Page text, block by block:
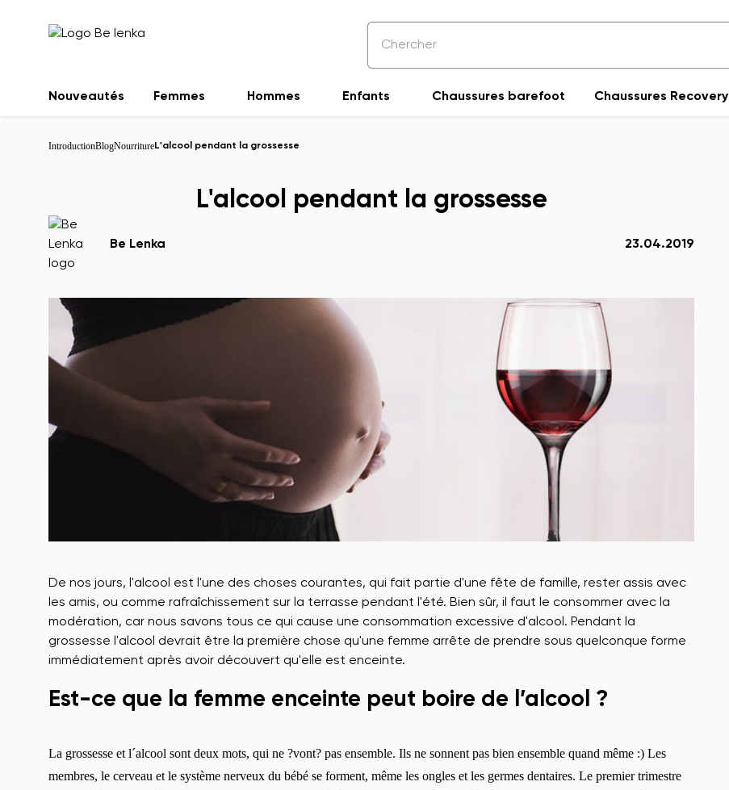
Nouveautés Femmes Hommes Enfants Chaussures barefoot Chaussures Recovery
IntroductionBlogNourritureL'alcool pendant la grossesse
L'alcool pendant la grossesse
Be Lenka 23.04.2019
De nos jours, l'alcool est l'une des choses courantes, qui fait partie d'une fête de famille, rester assis avec
les amis, ou comme rafraîchissement sur la terrasse pendant l'été. Bien sûr, il faut le consommer avec la
modération, car nous savons tous ce qui cause une consommation excessive d'alcool. Pendant la
grossesse l'alcool devrait être la première chose qu'une femme arrête de prendre sous quelconque forme
immédiatement après avoir découvert qu'elle est enceinte.
Est-ce que la femme enceinte peut boire de l’alcool ?
La grossesse et l´alcool sont deux mots, qui ne ?vont? pas ensemble. Ils ne sonnent pas bien ensemble quand même :) Les
membres, le cerveau et le système nerveux du bébé se forment, même les ongles et les germes dentaires. Le premier trimestre